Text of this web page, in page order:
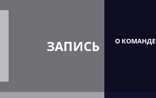
ЗАПИСЬ О КОМАНДЕ